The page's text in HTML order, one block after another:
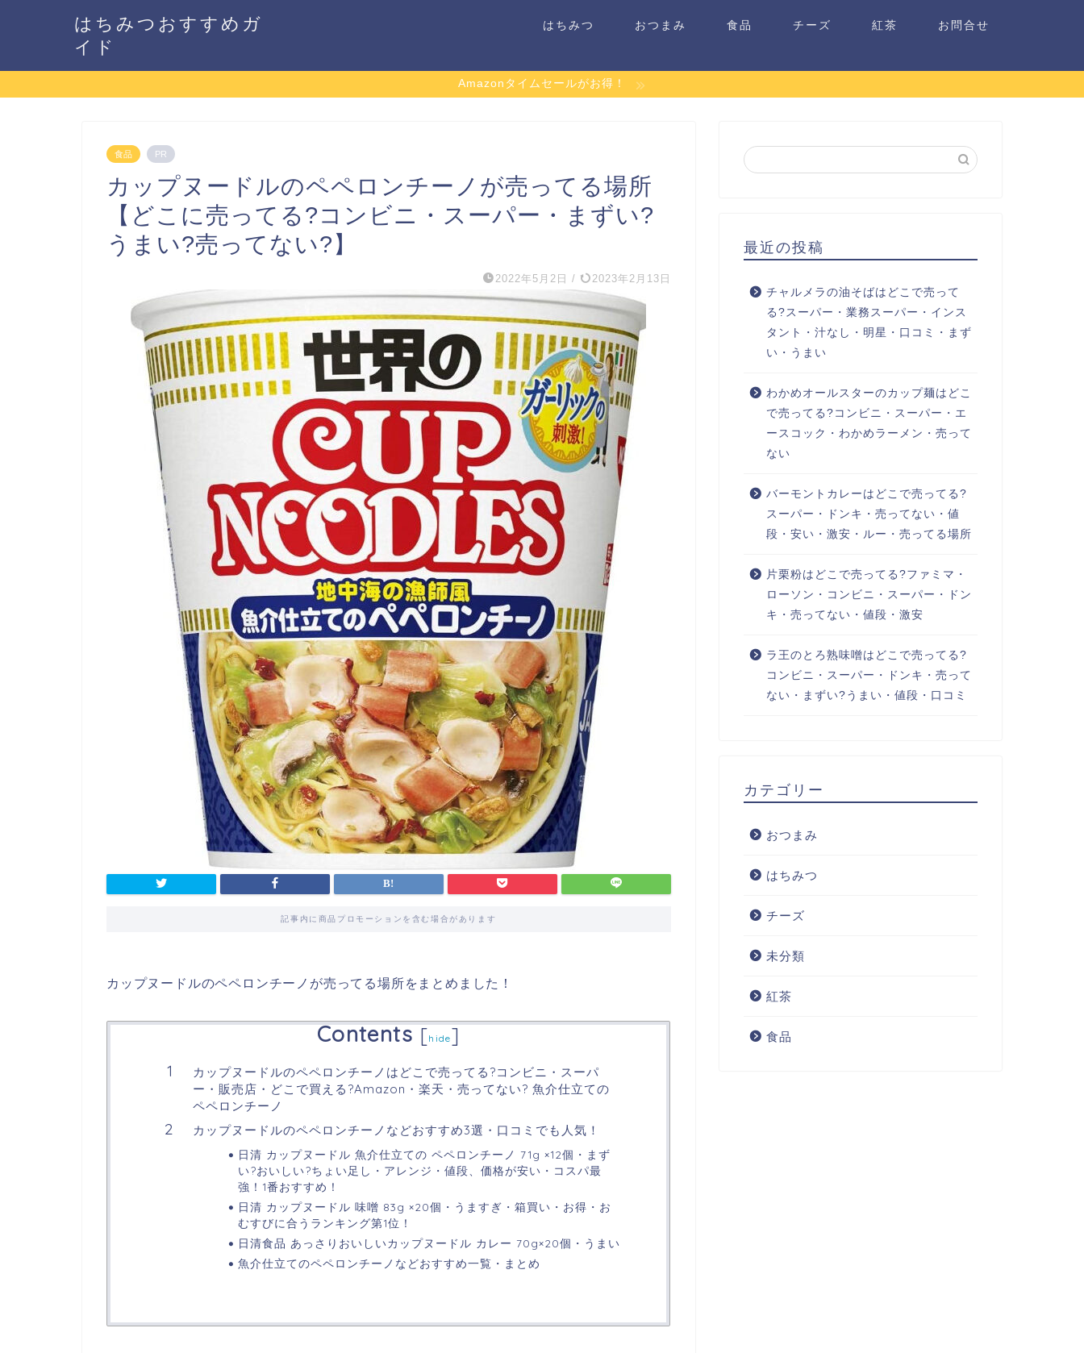
はちみつおすすめガ
イド
はちみつ おつまみ 食品 チーズ 紅茶 お問合せ
Amazonタイムセールがお得！
食品 PR
カップヌードルのペペロンチーノが売ってる場所
【どこに売ってる?コンビニ・スーパー・まずい?
うまい?売ってない?】
2022年5月2日 / 2023年2月13日
記事内に商品プロモーションを含む場合があります
カップヌードルのペペロンチーノが売ってる場所をまとめました！
Contents [hide]
カップヌードルのペペロンチーノはどこで売ってる?コンビニ・スーパ
ー・販売店・どこで買える?Amazon・楽天・売ってない? 魚介仕立ての
ペペロンチーノ
カップヌードルのペペロンチーノなどおすすめ3選・口コミでも人気！
日清 カップヌードル 魚介仕立ての ペペロンチーノ 71g ×12個・まず
い?おいしい?ちょい足し・アレンジ・値段、価格が安い・コスパ最
強！1番おすすめ！
日清 カップヌードル 味噌 83g ×20個・うますぎ・箱買い・お得・お
むすびに合うランキング第1位！
日清食品 あっさりおいしいカップヌードル カレー 70g×20個・うまい
魚介仕立てのペペロンチーノなどおすすめ一覧・まとめ
最近の投稿
チャルメラの油そばはどこで売って
る?スーパー・業務スーパー・インス
タント・汁なし・明星・口コミ・まず
い・うまい
わかめオールスターのカップ麺はどこ
で売ってる?コンビニ・スーパー・エ
ースコック・わかめラーメン・売って
ない
バーモントカレーはどこで売ってる?
スーパー・ドンキ・売ってない・値
段・安い・激安・ルー・売ってる場所
片栗粉はどこで売ってる?ファミマ・
ローソン・コンビニ・スーパー・ドン
キ・売ってない・値段・激安
ラ王のとろ熟味噌はどこで売ってる?
コンビニ・スーパー・ドンキ・売って
ない・まずい?うまい・値段・口コミ
カテゴリー
おつまみ
はちみつ
チーズ
未分類
紅茶
食品